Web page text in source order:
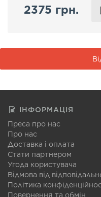
2375 грн.
ІНФОРМАЦІЯ
Преса про нас
Про нас
Доставка і оплата
Стати партнером
Угода користувача
Відмова від
Політика
Повернення та обмін